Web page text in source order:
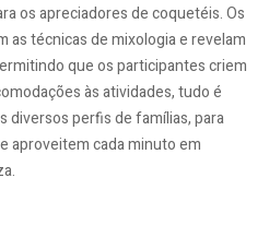
os apreciadores de coquetéis. Os
técnicas de mixologia e revelam
que os participantes criem
às atividades, tudo é
diversos perfis de famílias, para
aproveitem cada minuto em